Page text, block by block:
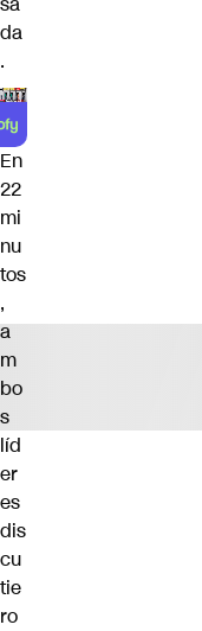
da
.
En
22
mi
nu
tos
,
a
m
bo
s
líd
er
es
dis
cu
tie
ro